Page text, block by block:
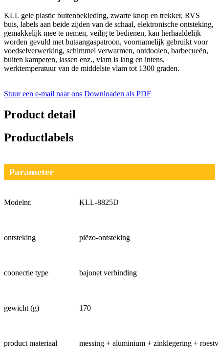
KLL gele plastic buitenbekleding, zwarte knop en trekker, RVS
buis, labels aan beide zijden van de schaal, elektronische ontsteking,
gemakkelijk mee te nemen, veilig te bedienen, kan herhaaldelijk
worden gevuld met butaangaspatroon, voornamelijk gebruikt voor
voedselverwerking, schimmel verwarmen, ontdooien, barbecueën,
buiten kamperen, lassen enz., vlam is lang en intens,
werktemperatuur van de middelste vlam tot 1300 graden.
Stuur een e-mail naar ons Downloaden als PDF
Product detail
Productlabels
Parameter
Modelnr. KLL-8825D
ontsteking piëzo-ontsteking
coonectie type bajonet verbinding
gewicht (g) 170
product materiaal messing + aluminium + zinklegering +